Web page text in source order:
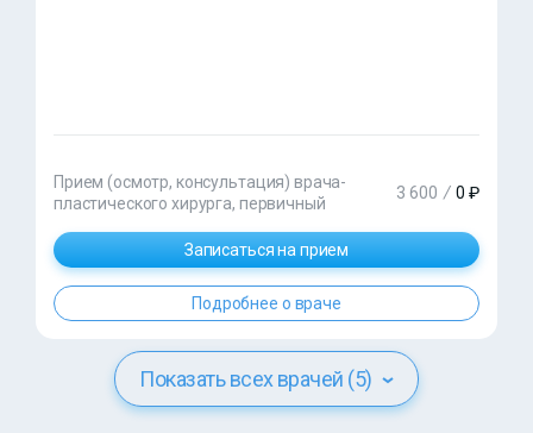
Прием (осмотр, консультация) врача-
пластического хирурга, первичный
3 600 / 0 ₽
Записаться на прием
Подробнее о враче
Показать всех врачей (5)